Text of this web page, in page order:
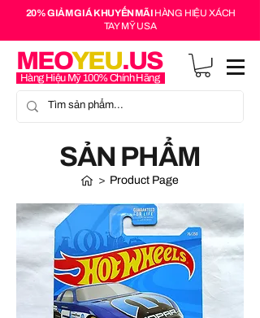
20% GIẢM GIÁ KHUYẾN MÃI HÀNG HIỆU XÁCH
TAY MỸ USA
MEOYEU.US
Hàng Hiệu Mỹ 100% Chính Hãng
SẢN PHẨM
> Product Page